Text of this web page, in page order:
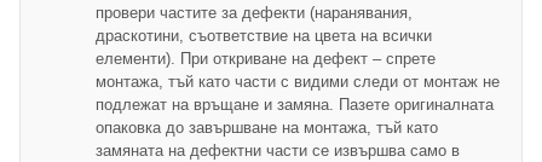
провери частите за дефекти (наранявания,
драскотини, съответствие на цвета на всички
елементи). При откриване на дефект – спрете
монтажа, тъй като части с видими следи от монтаж не
подлежат на връщане и замяна. Пазете оригиналната
опаковка до завършване на монтажа, тъй като
замяната на дефектни части се извършва само в